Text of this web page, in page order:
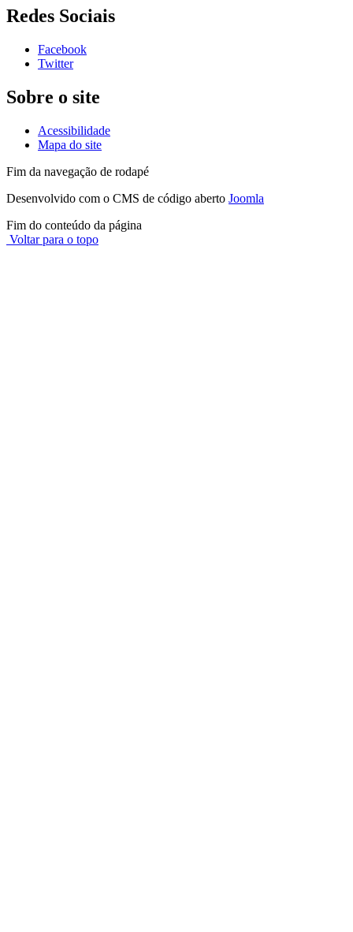
Redes Sociais
Facebook
Twitter
Sobre o site
Acessibilidade
Mapa do site
Fim da navegação de rodapé
Desenvolvido com o CMS de código aberto Joomla
Fim do conteúdo da página
Voltar para o topo